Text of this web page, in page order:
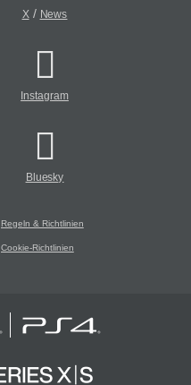
X/ News
Instagram
Bluesky
Regeln & Richtlinien
Cookie-Richtlinien